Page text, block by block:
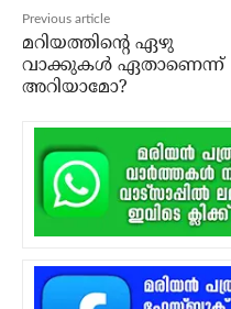
Previous article
മറിയത്തിന്റെ ഏഴു
വാക്കുകള്‍ ഏതാണെന്ന്
അറിയാമോ?